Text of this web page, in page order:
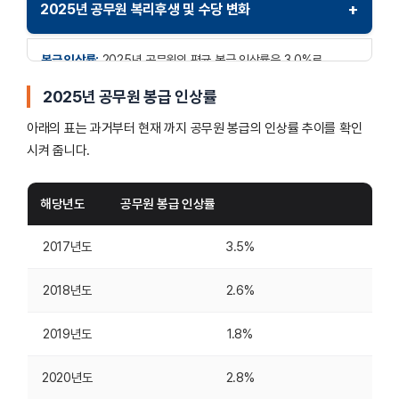
2025년 공무원 복리후생 및 수당 변화 +
봉급 인상률:2025년 공무원의 평균 봉급 인상률은 3.0%로
6급 이하 공무원에게는 최대 3.3%의 인상률이 적용됩니다. 이
강화하기 위한 정부의 노력입니다.
인상되었습니다. 이는 공무원들이 실제 식비 부담을 줄이고, 근무
공무원들이 업무에 더 많은 시간을 할애하는 경우 적절한 보상을
증진시키는 데 기여하고 있습니다.
9급 공무원 초임 인상:
신규 공무원의 초기 경제적 안정을 위해 9급
2025년 공무원 봉급 인상률
아래의 표는 과거부터 현재 까지 공무원 봉급의 인상률 추이를 확인
시켜 줍니다.
해당년도 공무원 봉급 인상률
2017년도 3.5%
2018년도 2.6%
2019년도 1.8%
2020년도 2.8%